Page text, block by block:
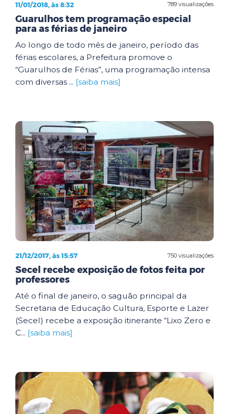
789 visualizações
11/01/2018, às 8:32
Guarulhos tem programação especial
para as férias de janeiro
Ao longo de todo mês de janeiro, período das
férias escolares, a Prefeitura promove o
“Guarulhos de Férias”, uma programação intensa
com diversas ... [saiba mais]
750 visualizações
21/12/2017, às 15:57
Secel recebe exposição de fotos feita por
professores
Até o final de janeiro, o saguão principal da
Secretaria de Educação Cultura, Esporte e Lazer
(Secel) recebe a exposição itinerante “Lixo Zero e
C... [saiba mais]